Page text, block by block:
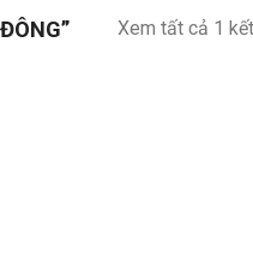
Xem tất cả 1